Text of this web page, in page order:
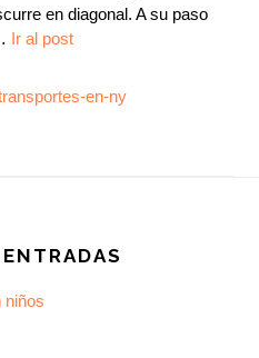
en diagonal. A su paso
Ir al post
en-ny
niños